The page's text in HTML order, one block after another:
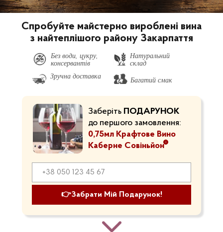
Спробуйте майстерно вироблені вина
з найтеплішого району Закарпаття
👉Забрати Мій Подарунок!
Заберіть ПОДАРУНОК
до першого замовлення:
0,75мл Крафтове Вино
Каберне Совіньйон
Без води, цукру,
консервантів
Натуральний
склад
Зручна доставка
Багатий смак